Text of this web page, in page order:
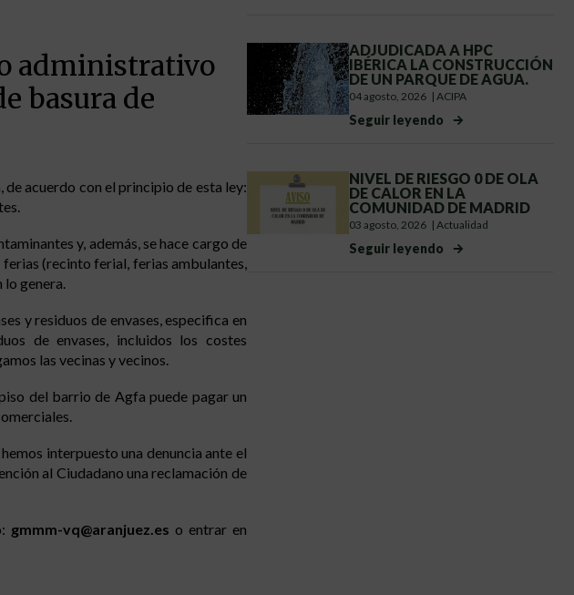
administrativo
basura de
de acuerdo con el principio de esta ley:
y, además, se hace cargo de
(recinto ferial, ferias ambulantes,
lo genera.
y residuos de envases, especifica en
de envases, incluidos los costes
las vecinas y vecinos.
del barrio de Agfa puede pagar un
interpuesto una denuncia ante el
al Ciudadano una reclamación de
gmmm-vq@aranjuez.es o entrar en
ADJUDICADA A HPC
IBÉRICA LA CONSTRUCCIÓN
DE UN PARQUE DE AGUA.
04 agosto, 2026 | ACIPA
Seguir leyendo
NIVEL DE RIESGO 0 DE OLA
DE CALOR EN LA
COMUNIDAD DE MADRID
03 agosto, 2026 | Actualidad
Seguir leyendo